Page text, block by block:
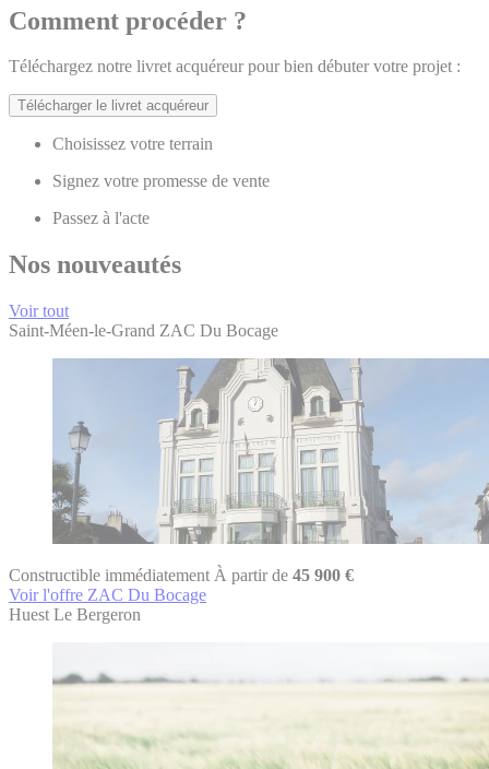
Comment procéder ?
Téléchargez notre livret acquéreur pour bien débuter votre projet :
Télécharger le livret acquéreur
Choisissez votre terrain
Signez votre promesse de vente
Passez à l'acte
Nos nouveautés
Voir tout
Saint-Méen-le-Grand ZAC Du Bocage
Constructible immédiatement À partir de 45 900 €
Voir l'offre ZAC Du Bocage
Huest Le Bergeron